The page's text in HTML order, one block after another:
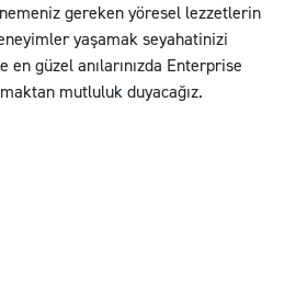
gereken yöresel lezzetlerin
yaşamak seyahatinizi
güzel anılarınızda Enterprise
mutluluk duyacağız.